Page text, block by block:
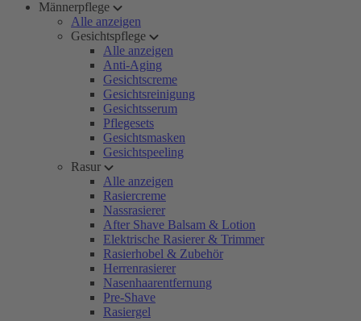
Männerpflege
Alle anzeigen
Gesichtspflege
Alle anzeigen
Anti-Aging
Gesichtscreme
Gesichtsreinigung
Gesichtsserum
Pflegesets
Gesichtsmasken
Gesichtspeeling
Rasur
Alle anzeigen
Rasiercreme
Nassrasierer
After Shave Balsam & Lotion
Elektrische Rasierer & Trimmer
Rasierhobel & Zubehör
Herrenrasierer
Nasenhaarentfernung
Pre-Shave
Rasiergel